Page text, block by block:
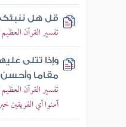
قل هل ننبئكم
تفسير القرآن
وإذا تتلى
مقاما وأحسن
تفسير القرآن
آمنوا أي الفريقين